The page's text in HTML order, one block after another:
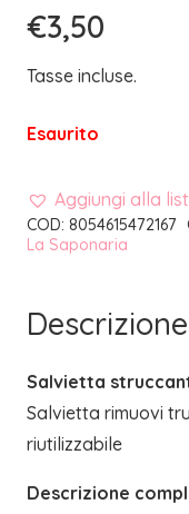
€3,50
Tasse incluse.
Esaurito
Aggiungi alla
COD: 8054615472167
La Saponaria
Descrizione
Salvietta
Salvietta rimuovi
riutilizzabile
Descrizione